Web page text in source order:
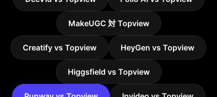
MakeUGC 対 Topview
Creatify vs Topview HeyGen vs Topview
Higgsfield vs Topview